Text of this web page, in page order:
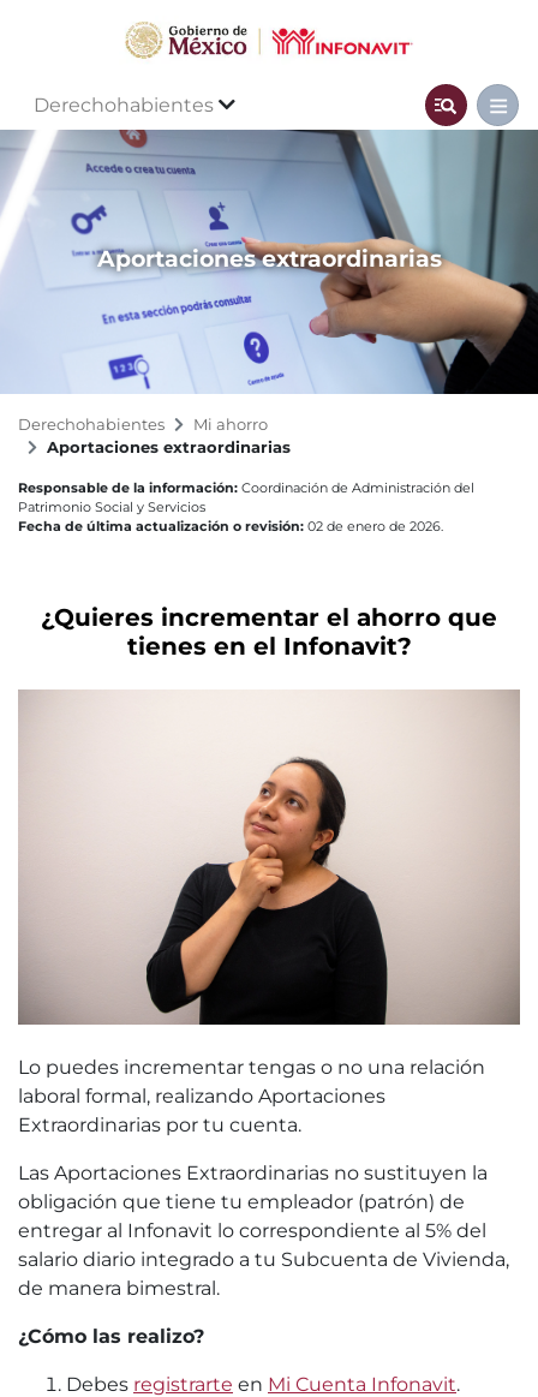
Derechohabientes
Aportaciones extraordinarias
Derechohabientes
Mi ahorro
Aportaciones extraordinarias
Responsable de la información: Coordinación de Administración del
Patrimonio Social y Servicios
Fecha de última actualización o revisión: 02 de enero de 2026.
¿Quieres incrementar el ahorro que
tienes en el Infonavit?
Lo puedes incrementar tengas o no una relación
laboral formal, realizando Aportaciones
Extraordinarias por tu cuenta.
Las Aportaciones Extraordinarias no sustituyen la
obligación que tiene tu empleador (patrón) de
entregar al Infonavit lo correspondiente al 5% del
salario diario integrado a tu Subcuenta de Vivienda,
de manera bimestral.
¿Cómo las realizo?
Debes registrarte en Mi Cuenta Infonavit.